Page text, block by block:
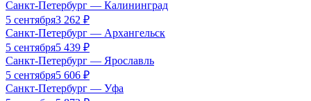
Санкт-Петербург — Калининград
5 сентября3 262 ₽
Санкт-Петербург — Архангельск
5 сентября5 439 ₽
Санкт-Петербург — Ярославль
5 сентября5 606 ₽
Санкт-Петербург — Уфа